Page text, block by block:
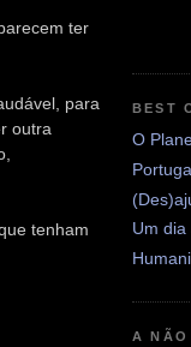
ter
para
outra
tenham
BEST
O
Um
A NÃO